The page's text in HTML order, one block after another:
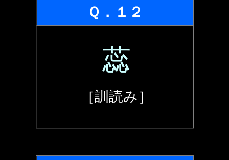
Ｑ．１２
蕊
［訓読み］